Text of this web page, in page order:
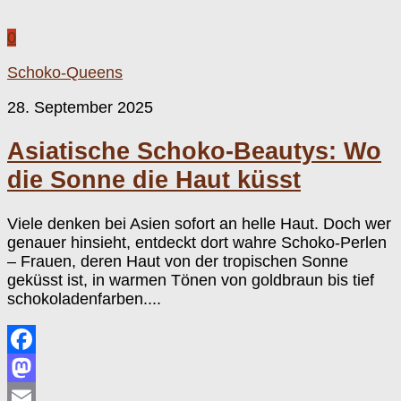
0
Schoko-Queens
28. September 2025
Asiatische Schoko-Beautys: Wo
die Sonne die Haut küsst
Viele denken bei Asien sofort an helle Haut. Doch wer
genauer hinsieht, entdeckt dort wahre Schoko-Perlen
– Frauen, deren Haut von der tropischen Sonne
geküsst ist, in warmen Tönen von goldbraun bis tief
schokoladenfarben....
Facebook
Mastodon